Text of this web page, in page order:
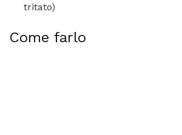
tritato)
Come farlo